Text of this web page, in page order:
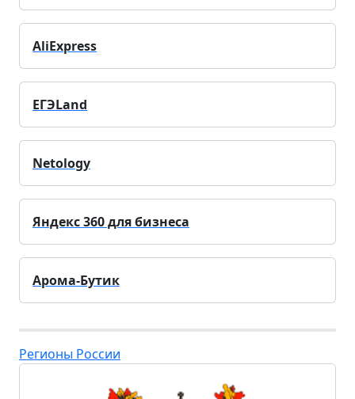
AliExpress
ЕГЭLand
Netology
Яндекс 360 для бизнеса
Арома-Бутик
Регионы России